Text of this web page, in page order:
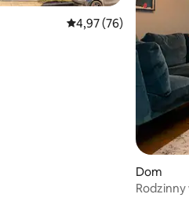
Średnia ocena: 4,97
4,97 (76)
Dom
z